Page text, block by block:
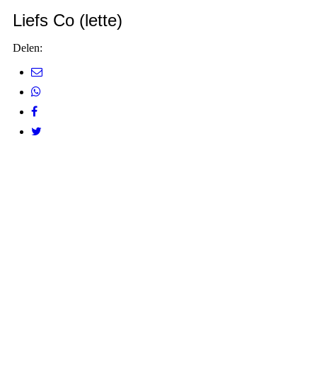
Liefs Co (lette)
Delen: